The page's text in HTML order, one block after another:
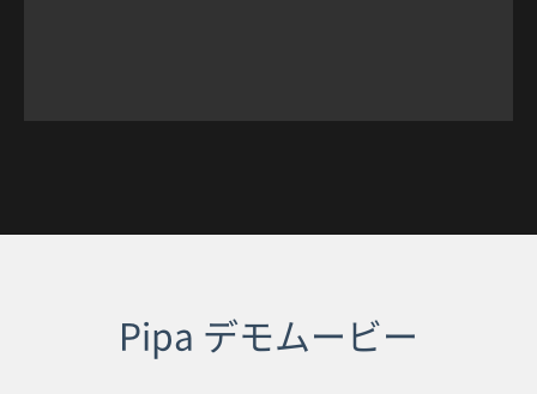
Pipa デモムービー